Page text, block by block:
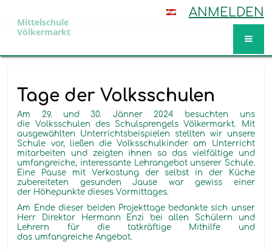
ANMELDEN
Mittelschule
Völkermarkt
Tage der Volksschulen
Am 29. und 30. Jänner 2024 besuchten uns
die Volksschulen des Schulsprengels Völkermarkt. Mit
ausgewählten Unterrichtsbeispielen stellten wir unsere
Schule vor, ließen die Volksschulkinder am Unterricht
mitarbeiten und zeigten ihnen so das vielfältige und
umfangreiche, interessante Lehrangebot unserer Schule.
Eine Pause mit Verkostung der selbst in der Küche
zubereiteten gesunden Jause war gewiss einer
der Höhepunkte dieses Vormittages.
Am Ende dieser beiden Projekttage bedankte sich unser
Herr Direktor Hermann Enzi bei allen Schülern und
Lehrern für die tatkräftige Mithilfe und
das umfangreiche Angebot.